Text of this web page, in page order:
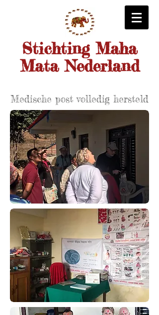
Stichting Maha
Mata Nederland
Medische post volledig hersteld